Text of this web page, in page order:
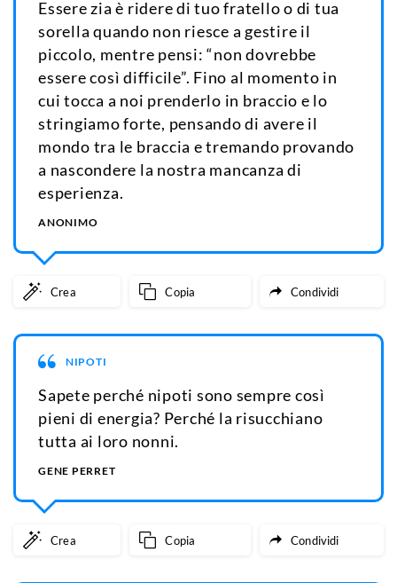
Essere zia è ridere di tuo fratello o di tua
sorella quando non riesce a gestire il
piccolo, mentre pensi: “non dovrebbe
essere così difficile”. Fino al momento in
cui tocca a noi prenderlo in braccio e lo
stringiamo forte, pensando di avere il
mondo tra le braccia e tremando provando
a nascondere la nostra mancanza di
esperienza.
ANONIMO
Crea Copia Condividi
NIPOTI
Sapete perché nipoti sono sempre così
pieni di energia? Perché la risucchiano
tutta ai loro nonni.
GENE PERRET
Crea Copia Condividi